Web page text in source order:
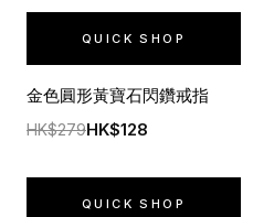
QUICK SHOP
金色圓形黃寶石閃鑽戒指
HK$279HK$128
QUICK SHOP